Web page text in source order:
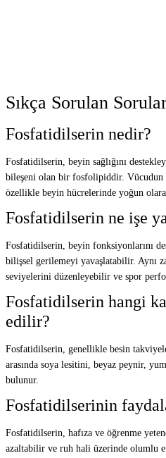
Sıkça Sorulan
Fosfatidilserin nedir?
Fosfatidilserin, beyin sağlığını
bileşeni olan bir fosfolipiddir. Vücudun
özellikle beyin hücrelerinde yoğun
Fosfatidilserin ne işe
Fosfatidilserin, beyin fonksiyonlarını
bilişsel gerilemeyi yavaşlatabilir. Aynı
seviyelerini düzenleyebilir ve spor
Fosfatidilserin hangi
edilir?
Fosfatidilserin, genellikle besin
arasında soya lesitini, beyaz peynir,
bulunur.
Fosfatidilserinin
Fosfatidilserin, hafıza ve öğrenme
azaltabilir ve ruh hali üzerinde olumlu